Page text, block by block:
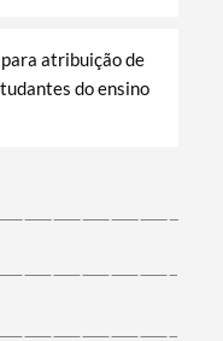
atribuição de
do ensino